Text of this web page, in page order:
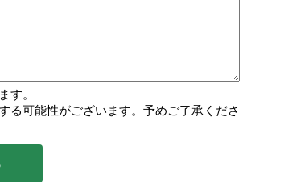
す。
る可能性がございます。予めご了承くださ